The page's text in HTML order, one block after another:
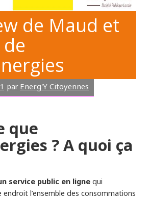
de Maud et
par Energ'Y Citoyennes
que
? A quoi ça
service public en ligne qui
l’ensemble des consommations